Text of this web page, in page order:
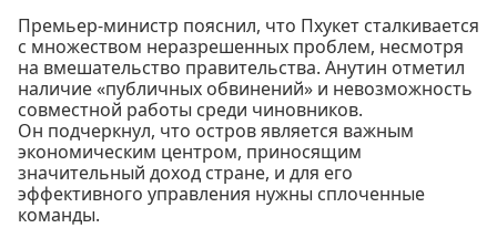
Премьер-министр пояснил, что Пхукет сталкивается
с множеством неразрешенных проблем, несмотря
на вмешательство правительства. Анутин отметил
наличие «публичных обвинений» и невозможность
совместной работы среди чиновников.
Он подчеркнул, что остров является важным
экономическим центром, приносящим
значительный доход стране, и для его
эффективного управления нужны сплоченные
команды.